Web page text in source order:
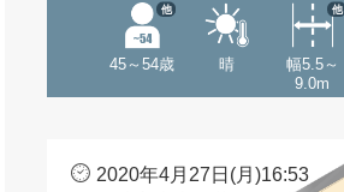
45～54歳
他
晴
幅5.5～
9.0m
他
2020年4月27日(月)16:53